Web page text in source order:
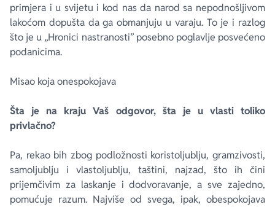
primjera i u svijetu i kod nas da narod sa nepodnošljivom
lakoćom dopušta da ga obmanjuju u varaju. To je i razlog
što je u „Hronici nastranosti” posebno poglavlje posvećeno
podanicima.
Misao koja onespokojava
Šta je na kraju Vaš odgovor, šta je u vlasti toliko
privlačno?
Pa, rekao bih zbog podložnosti koristoljublju, gramzivosti,
samoljublju i vlastoljublju, taštini, najzad, što ih čini
prijemčivim za laskanje i dodvoravanje, a sve zajedno,
pomućuje razum. Najviše od svega, ipak, obespokojava